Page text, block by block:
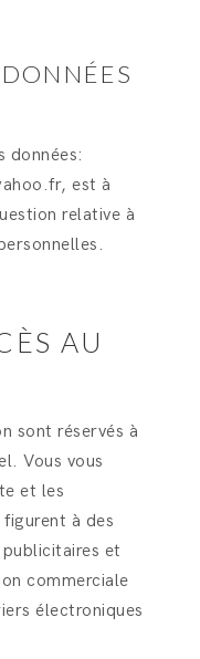
données:
est à
relative à
AU
sont réservés à
Vous vous
et les
à des
et
commerciale
électroniques